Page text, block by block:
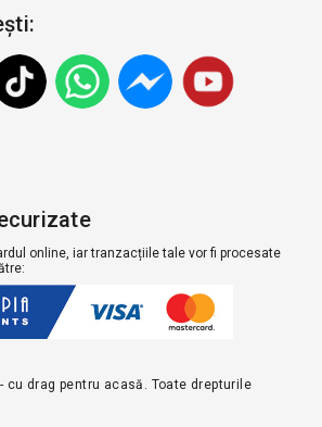
online, iar tranzacțiile tale vor fi procesate
cu drag pentru acasă. Toate drepturile